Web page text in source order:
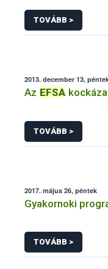
TOVÁBB >
2013. december 13,
Az EFSA
TOVÁBB >
2017. május 26, péntek
Gyakornoki
TOVÁBB >